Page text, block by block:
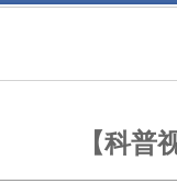
【科普